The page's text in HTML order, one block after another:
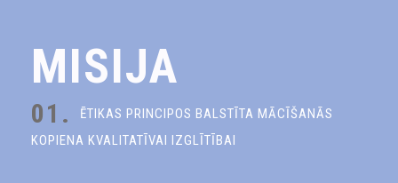
MISIJA
01.
ĒTIKAS PRINCIPOS BALSTĪTA MĀCĪŠANĀS
KOPIENA KVALITATĪVAI IZGLĪTĪBAI